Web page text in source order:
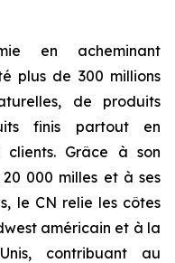
en acheminant
plus de 300 millions
de produits
finis partout en
Grâce à son
000 milles et à ses
le CN relie les côtes
américain et à la
contribuant au